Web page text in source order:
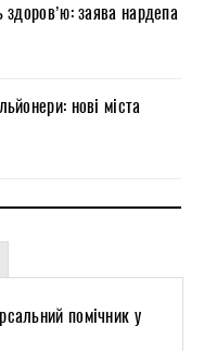
заява нардепа
нові міста
помічник у